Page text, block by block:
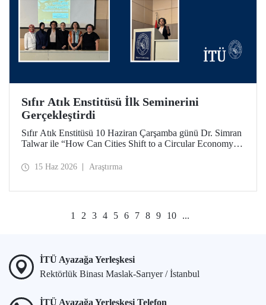
Sıfır Atık Enstitüsü İlk Seminerini
Gerçekleştirdi
Sıfır Atık Enstitüsü 10 Haziran Çarşamba günü Dr. Simran
Talwar ile “How Can Cities Shift to a Circular Economy? -
başlıklı seminerini verdi.
15 Haz 2026 Araştırma
1 2 3 4 5 6 7 8 9 10 ...
İTÜ Ayazağa Yerleşkesi
Rektörlük Binası Maslak-Sarıyer / İstanbul
İTÜ Ayazağa Yerleşkesi Telefon